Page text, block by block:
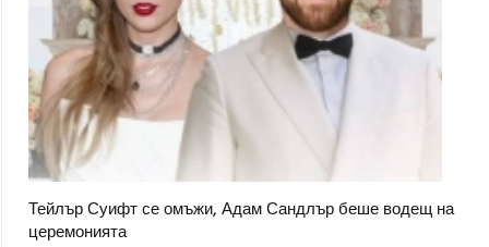
Тейлър Суифт се омъжи, Адам Сандлър беше водещ на
церемонията